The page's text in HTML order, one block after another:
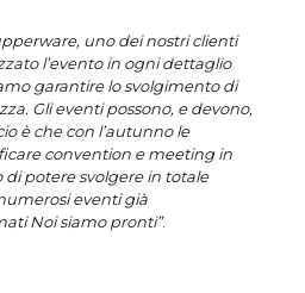
uno dei nostri clienti
l’evento in ogni dettaglio
garantire lo svolgimento di
Gli eventi possono, e devono,
è che con l’autunno le
convention e meeting in
potere svolgere in totale
eventi già
Noi siamo pronti”.